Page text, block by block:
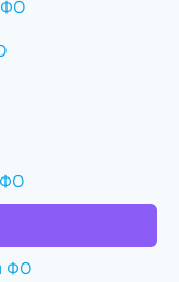
ФО
ФО
ФО